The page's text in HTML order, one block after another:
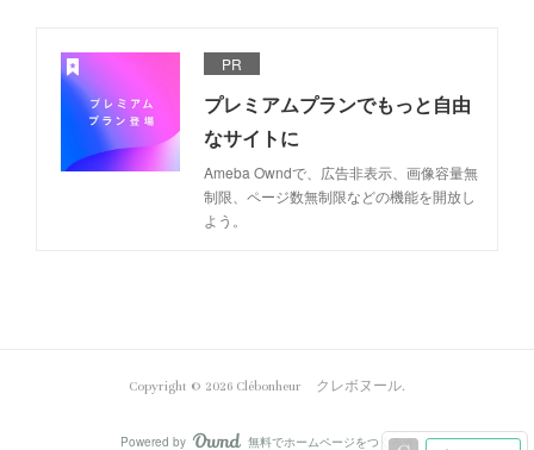
PR
プレミアムプランでもっと自由
なサイトに
Ameba Owndで、広告非表示、画像容量無
制限、ページ数無制限などの機能を開放し
よう。
Copyright © 2026 Clébonheur クレボヌール.
Powered by 無料でホームページをつくろう